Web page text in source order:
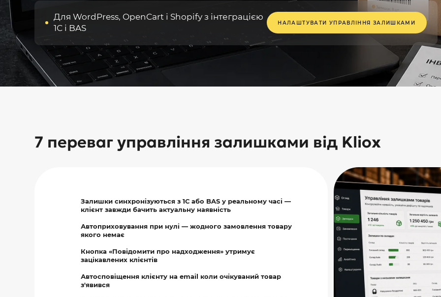
Для WordPress, OpenCart і Shopify з інтеграцією
1С і BAS
НАЛАШТУВАТИ УПРАВЛІННЯ ЗАЛИШКАМИ
7 переваг управління залишками від Kliox
Залишки синхронізуються з 1С або BAS у реальному часі —
клієнт завжди бачить актуальну наявність
Автоприховування при нулі — жодного замовлення товару
якого немає
Кнопка «Повідомити про надходження» утримує
зацікавлених клієнтів
Автосповіщення клієнту на email коли очікуваний товар
з'явився